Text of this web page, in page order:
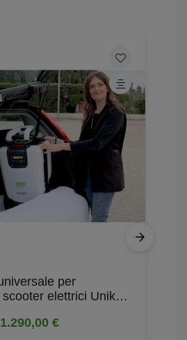
per
elettrici Uniko
1.290,00 €